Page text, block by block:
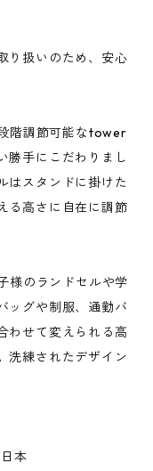
り扱いのため、安心
階調節可能なtower
勝手にこだわりまし
はスタンドに掛けた
る高さに自在に調節
様のランドセルや学
ッグや制服、通勤バ
わせて変えられる高
洗練されたデザイン
本